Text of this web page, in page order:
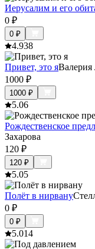
Иерусалим и его
0 ₽
0 ₽
4.938
Привет, это яВалерия
1000 ₽
1000 ₽
5.06
Рождественское
Захарова
120 ₽
120 ₽
5.05
Полёт в нирвану
0 ₽
0 ₽
5.014